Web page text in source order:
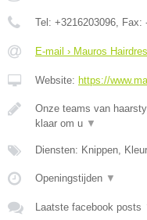
Tel: +3216203096 , Fax:
E-mail › Mauros
Website: https://
Onze teams van
klaar om u ▼
Diensten: Knippen,
Openingstijden ▼
Laatste facebook posts